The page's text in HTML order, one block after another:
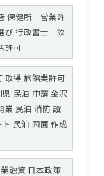
保健所 営業許
び 行政書士 飲
許可
取得 旅館業許可
民泊 申請 金沢
業 民泊 消防 設
民泊 図面 作成
融資 日本政策